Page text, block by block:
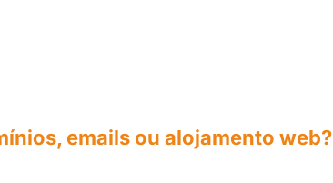
emails ou alojamento web?